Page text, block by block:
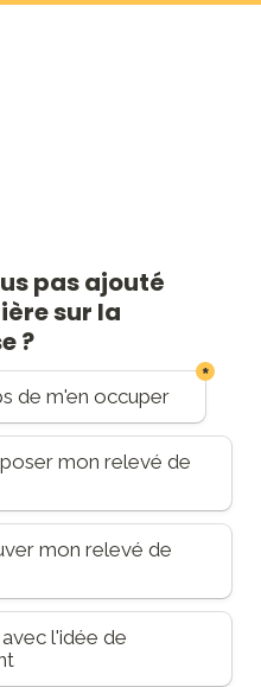
pas ajouté
sur la
?
de m'en occuper
*
mon relevé de
mon relevé de
avec l'idée de